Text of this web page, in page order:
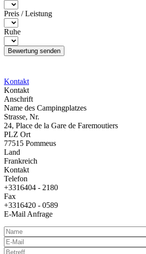
Preis / Leistung
Ruhe
Kontakt
Kontakt
Anschrift
Name des Campingplatzes
Strasse, Nr.
24, Place de la Gare de Faremoutiers
PLZ Ort
77515 Pommeus
Land
Frankreich
Kontakt
Telefon
+3316404 - 2180
Fax
+3316420 - 0589
E-Mail Anfrage